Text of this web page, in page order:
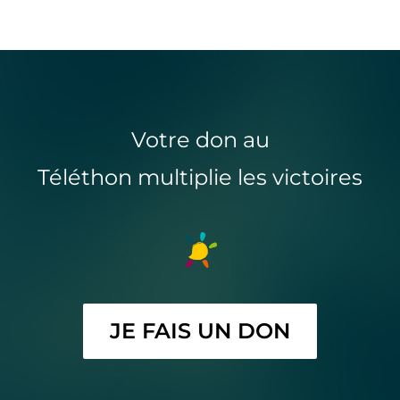
Votre don au
Téléthon multiplie les victoires
JE FAIS UN DON